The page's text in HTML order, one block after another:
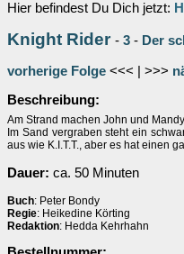
Hier befindest Du Dich jetzt:
Knight Rider - 3 - Der
vorherige Folge <<< | >>>
Beschreibung:
Am Strand machen John und
Im Sand vergraben steht ein
aus wie K.I.T.T., aber es hat einen
Dauer: ca. 50 Minuten
Buch: Peter Bondy
Regie: Heikedine Körting
Redaktion: Hedda Kehrhahn